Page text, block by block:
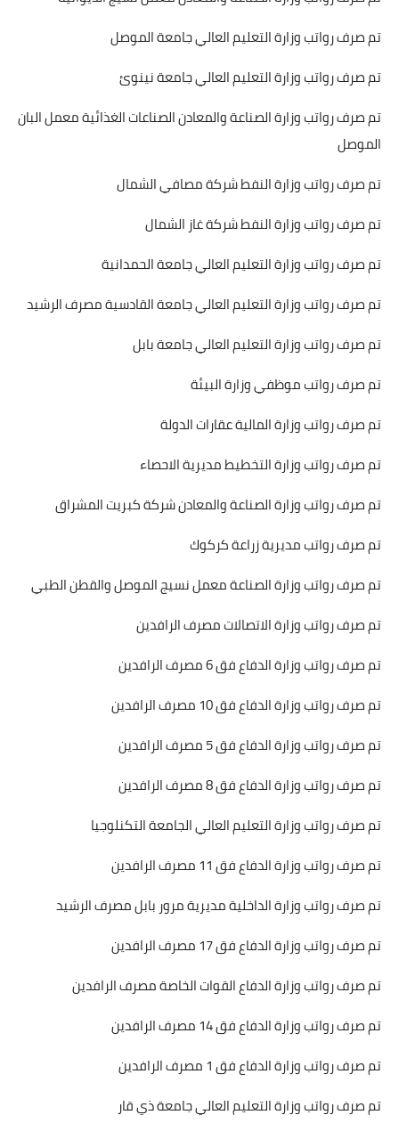
تم صرف رواتب وزارة التعليم العالي جامعة الموصل
تم صرف رواتب وزارة التعليم العالي جامعة نينوئ
تم صرف رواتب وزارة الصناعة والمعادن الصناعات الغذائية معمل البان
الموصل
تم صرف رواتب وزارة النفط شركة مصافي الشمال
تم صرف رواتب وزارة النفط شركة غاز الشمال
تم صرف رواتب وزارة التعليم العالي جامعة الحمدانية
تم صرف رواتب وزارة التعليم العالي جامعة القادسية مصرف الرشيد
تم صرف رواتب وزارة التعليم العالي جامعة بابل
تم صرف رواتب موظفي وزارة البيئة
تم صرف رواتب وزارة المالية عقارات الدولة
تم صرف رواتب وزارة التخطيط مديرية الاحصاء
تم صرف رواتب وزارة الصناعة والمعادن شركة كبريت المشراق
تم صرف رواتب مديرية زراعة كركوك
تم صرف رواتب وزارة الصناعة معمل نسيج الموصل والقطن الطبي
تم صرف رواتب وزارة الاتصالات مصرف الرافدين
تم صرف رواتب وزارة الدفاع فق 6 مصرف الرافدين
تم صرف رواتب وزارة الدفاع فق 10 مصرف الرافدين
تم صرف رواتب وزارة الدفاع فق 5 مصرف الرافدين
تم صرف رواتب وزارة الدفاع فق 8 مصرف الرافدين
تم صرف رواتب وزارة التعليم العالي الجامعة التكنلوجيا
تم صرف رواتب وزارة الدفاع فق 11 مصرف الرافدين
تم صرف رواتب وزارة الداخلية مديرية مرور بابل مصرف الرشيد
تم صرف رواتب وزارة الدفاع فق 17 مصرف الرافدين
تم صرف رواتب وزارة الدفاع القوات الخاصة مصرف الرافدين
تم صرف رواتب وزارة الدفاع فق 14 مصرف الرافدين
تم صرف رواتب وزارة الدفاع فق 1 مصرف الرافدين
تم صرف رواتب وزارة التعليم العالي جامعة ذي قار